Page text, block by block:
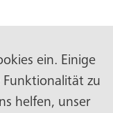
ein. Einige
zu
helfen, unser